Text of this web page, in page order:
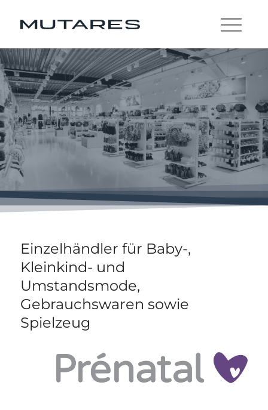
Prénatal
Einzelhändler für Baby-,
Kleinkind- und
Umstandsmode,
Gebrauchswaren sowie
Spielzeug